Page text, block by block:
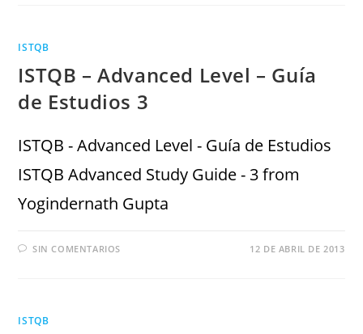
ISTQB
ISTQB – Advanced Level – Guía
de Estudios 3
ISTQB - Advanced Level - Guía de Estudios
ISTQB Advanced Study Guide - 3 from
Yogindernath Gupta
SIN COMENTARIOS 12 DE ABRIL DE 2013
ISTQB